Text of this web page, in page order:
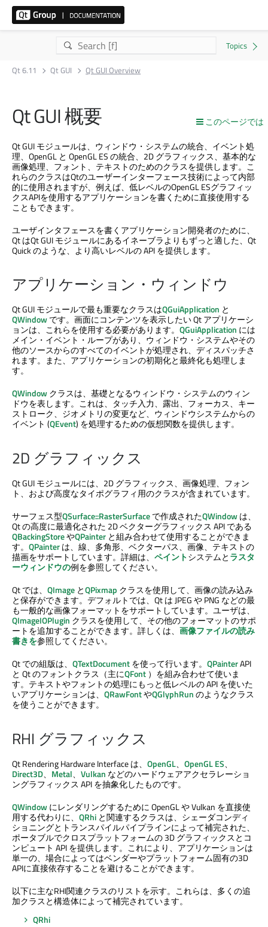
Qt 6.11 Qt GUI Qt GUI Overview
このページでは
Qt GUI概要
Qt GUIモジュールは、ウィンドウ・システムの統合、イベント処
理、OpenGL と OpenGL ES の統合、2D グラフィックス、基本的な
画像処理、フォント、テキストのためのクラスを提供します。こ
れらのクラスはQtのユーザーインターフェース技術によって内部
的に使用されますが、例えば、低レベルのOpenGL ESグラフィッ
クスAPIを使用するアプリケーションを書くために直接使用する
こともできます。
ユーザインタフェースを書くアプリケーション開発者のために、
Qt はQt GUIモジュールにあるイネーブラよりもずっと適した、 Qt
Quickのような、より高いレベルの API を提供します。
アプリケーション・ウィンドウ
Qt GUIモジュールで最も重要なクラスはQGuiApplication と
QWindowです。画面にコンテンツを表示したい Qt アプリケーシ
ョンは、これらを使用する必要があります。 QGuiApplication には
メイン・イベント・ループがあり、ウィンドウ・システムやその
他のソースからのすべてのイベントが処理され、ディスパッチさ
れます。また、アプリケーションの初期化と最終化も処理しま
す。
QWindowクラスは、基礎となるウィンドウ・システムのウィン
ドウを表します。これは、タッチ入力、露出、フォーカス、キー
ストローク、ジオメトリの変更など、ウィンドウシステムからの
イベント (QEvent) を処理するための仮想関数を提供します。
2D グラフィックス
Qt GUIモジュールには、2D グラフィックス、画像処理、フォン
ト、および高度なタイポグラフィ用のクラスが含まれています。
サーフェス型QSurface::RasterSurfaceで作成されたQWindowは、
Qt の高度に最適化された 2D ベクターグラフィックス API である
QBackingStoreやQPainter と組み合わせて使用することができま
す。 QPainterは、線、多角形、ベクターパス、画像、テキストの
描画をサポートしています。詳細は、 ペイントシステムとラスタ
ーウィンドウの例を参照してください。
Qt では、 QImage とQPixmap クラスを使用して、画像の読み込み
と保存ができます。デフォルトでは、Qt は JPEG や PNG などの最
も一般的な画像フォーマットをサポートしています。ユーザは、
QImageIOPlugin クラスを使用して、その他のフォーマットのサポ
ートを追加することができます。詳しくは、 画像ファイルの読み
書きを参照してください。
Qt での組版は、 QTextDocumentを使って行います。 QPainterAPI
と Qt のフォントクラス（主にQFont ）を組み合わせて使いま
す。テキストやフォントの処理にもっと低レベルの API を使いた
いアプリケーションは、 QRawFontやQGlyphRunのようなクラス
を使うことができます。
RHI グラフィックス
Qt Rendering Hardware Interface は、 OpenGL、 OpenGL ES、
Direct3D、 Metal、 Vulkan などのハードウェアアクセラレーショ
ングラフィックス API を抽象化したものです。
QWindowにレンダリングするために OpenGL や Vulkan を直接使
用する代わりに、 QRhi と関連するクラスは、シェーダコンディ
ショニングとトランスパイルパイプラインによって補完された、
ポータブルでクロスプラットフォームの 3D グラフィックスとコ
ンピュート API を提供します。これにより、アプリケーションは
単一の、場合によってはベンダーやプラットフォーム固有の3D
APIに直接依存することを避けることができます。
以下に主なRHI関連クラスのリストを示す。これらは、多くの追
加クラスと構造体によって補完されています。
QRhi